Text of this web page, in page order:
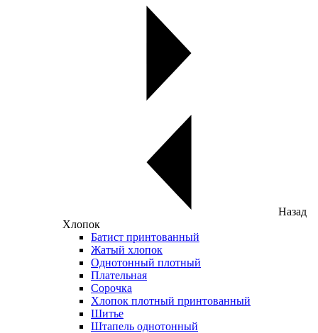
Назад
Хлопок
Батист принтованный
Жатый хлопок
Однотонный плотный
Плательная
Сорочка
Хлопок плотный принтованный
Шитье
Штапель однотонный